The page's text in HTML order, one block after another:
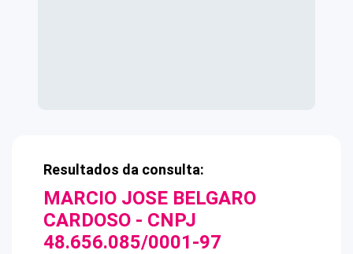
Resultados da consulta:
MARCIO JOSE BELGARO
CARDOSO - CNPJ
48.656.085/0001-97